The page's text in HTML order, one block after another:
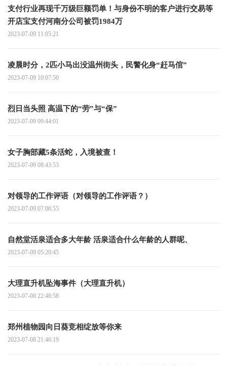
支付行业再现千万级巨额罚单！与身份不明的客户进行交易等
开店宝支付河南分公司被罚1984万
2023-07-09 11:05:21
凌晨时分，2匹小马出没温州街头，民警化身“赶马倌”
2023-07-09 10:07:50
烈日当头照 高温下的“劳”与“保”
2023-07-09 09:44:01
女子胸部藏5条活蛇，入境被查！
2023-07-09 08:43:53
对领导的工作评语（对领导的工作评语？）
2023-07-09 07:00:55
自然堂活泉适合多大年龄 活泉适合什么年龄的人群呢、
2023-07-09 05:20:45
大理直升机坠海事件（大理直升机）
2023-07-08 22:48:58
郑州植物园向日葵竞相绽放等你来
2023-07-08 21:46:19